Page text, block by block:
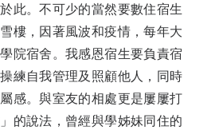
此。不可少的當然要數住宿生
樓，因著風波和疫情，每年大
院宿舍。我感恩宿生要負責宿
練自我管理及照顧他人，同時
感。與室友的相處更是屢屢打
的說法，曾經與學姊妹同住的